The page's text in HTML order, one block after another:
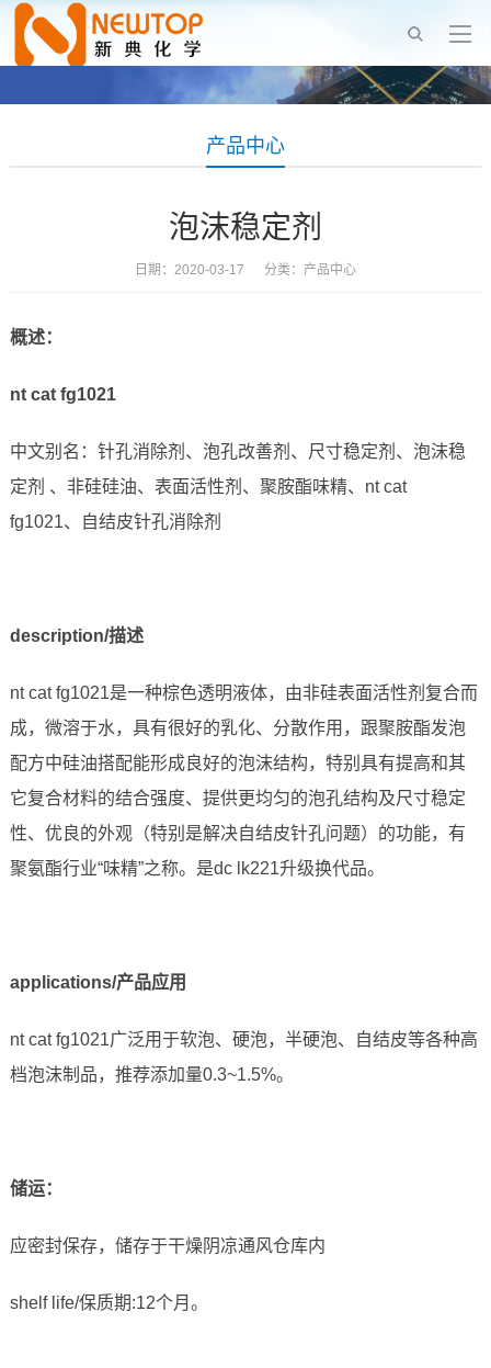
产品中心
泡沫稳定剂
日期：2020-03-17 分类： 产品中心
概述：
nt cat fg1021
中文别名：针孔消除剂、泡孔改善剂、尺寸稳定剂、泡沫稳
定剂 、非硅硅油、表面活性剂、聚胺酯味精、nt cat
fg1021、自结皮针孔消除剂
description/描述
nt cat fg1021是一种棕色透明液体，由非硅表面活性剂复合而
成，微溶于水，具有很好的乳化、分散作用，跟聚胺酯发泡
配方中硅油搭配能形成良好的泡沫结构，特别具有提高和其
它复合材料的结合强度、提供更均匀的泡孔结构及尺寸稳定
性、优良的外观（特别是解决自结皮针孔问题）的功能，有
聚氨酯行业“味精”之称。是dc lk221升级换代品。
applications/产品应用
nt cat fg1021广泛用于软泡、硬泡，半硬泡、自结皮等各种高
档泡沫制品，推荐添加量0.3~1.5%。
储运：
应密封保存，储存于干燥阴凉通风仓库内
shelf life/保质期:12个月。